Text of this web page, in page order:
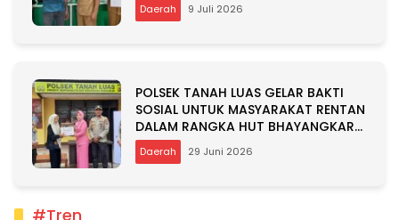
Daerah 9 Juli 2026
POLSEK TANAH LUAS GELAR BAKTI
SOSIAL UNTUK MASYARAKAT RENTAN
DALAM RANGKA HUT BHAYANGKARA
KE-80
Daerah 29 Juni 2026
#Tren